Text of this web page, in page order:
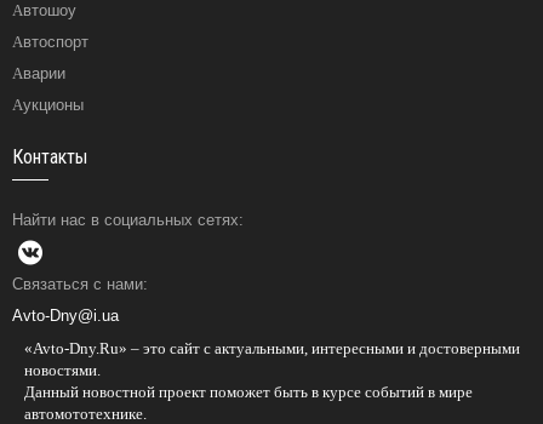
Автошоу
Автоспорт
Аварии
Аукционы
Контакты
Найти нас в социальных сетях:
Связаться с нами:
Avto-Dny@i.ua
«Avto-Dny.Ru» – это сайт с актуальными, интересными и достоверными
новостями.
Данный новостной проект поможет быть в курсе событий в мире
автомототехнике.